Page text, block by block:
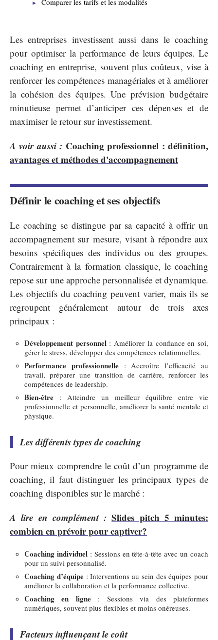
Comparer les tarifs et les modalités
Les entreprises investissent aussi dans le coaching
pour optimiser la performance de leurs équipes. Le
coaching en entreprise, souvent plus coûteux, vise à
renforcer les compétences managériales et à améliorer
la cohésion des équipes. Une prévision budgétaire
minutieuse permet d’anticiper ces dépenses et de
maximiser le retour sur investissement.
A voir aussi : Coaching professionnel : définition,
avantages et méthodes d'accompagnement
Définir le coaching et ses objectifs
Le coaching se distingue par sa capacité à offrir un
accompagnement sur mesure, visant à répondre aux
besoins spécifiques des individus ou des groupes.
Contrairement à la formation classique, le coaching
repose sur une approche personnalisée et dynamique.
Les objectifs du coaching peuvent varier, mais ils se
regroupent généralement autour de trois axes
principaux :
Développement personnel: Améliorer la confiance en soi,
gérer le stress, développer des compétences relationnelles.
Performance professionnelle: Accroître l’efficacité au
travail, préparer une transition de carrière, renforcer les
compétences de leadership.
Bien-être : Atteindre un meilleur équilibre entre vie
professionnelle et personnelle, améliorer la santé mentale et
physique.
Les différents types de coaching
Pour mieux comprendre le coût d’un programme de
coaching, il faut distinguer les principaux types de
coaching disponibles sur le marché :
A lire en complément : Slides pitch 5 minutes:
combien en prévoir pour captiver?
Coaching individuel : Sessions en tête-à-tête avec un coach
pour un suivi personnalisé.
Coaching d’équipe: Interventions au sein des équipes pour
améliorer la collaboration et la performance collective.
Coaching en ligne: Sessions via des plateformes
numériques, souvent plus flexibles et moins onéreuses.
Facteurs influençant le coût